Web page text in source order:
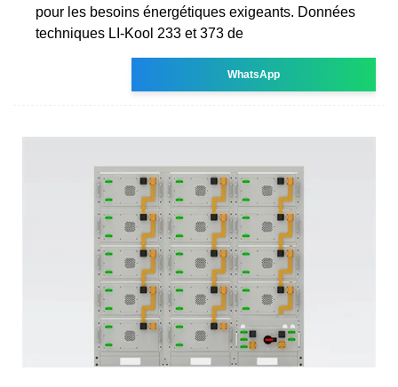
pour les besoins énergétiques exigeants. Données
techniques LI-Kool 233 et 373 de
WhatsApp